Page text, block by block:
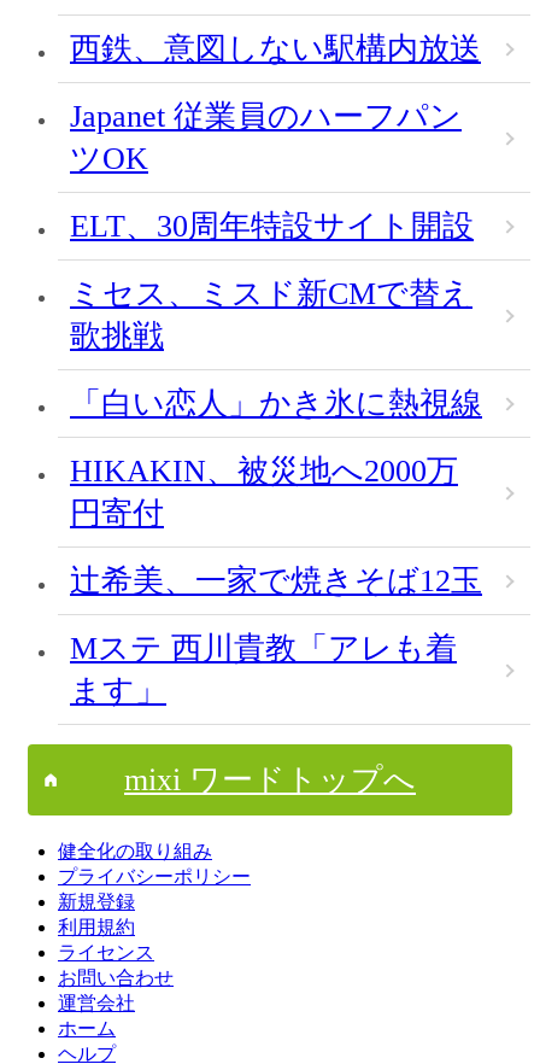
西鉄、意図しない駅構内放送
Japanet 従業員のハーフパン
ツOK
ELT、30周年特設サイト開設
ミセス、ミスド新CMで替え
歌挑戦
「白い恋人」かき氷に熱視線
HIKAKIN、被災地へ2000万
円寄付
辻希美、一家で焼きそば12玉
Mステ 西川貴教「アレも着
ます」
mixi ワードトップへ
健全化の取り組み
プライバシーポリシー
新規登録
利用規約
ライセンス
お問い合わせ
運営会社
ホーム
ヘルプ